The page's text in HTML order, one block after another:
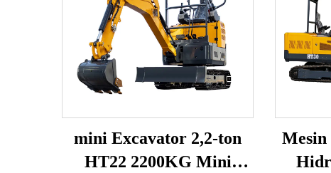
mini Excavator 2,2-ton
HT22 2200KG Mini
Mesin